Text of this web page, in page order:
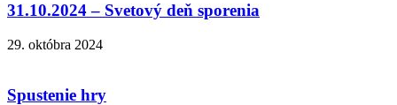
31.10.2024 – Svetový deň sporenia
29. októbra 2024
Spustenie hry